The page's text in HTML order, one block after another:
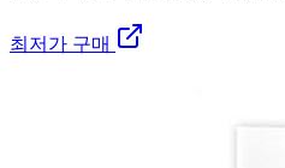
최저가 구매